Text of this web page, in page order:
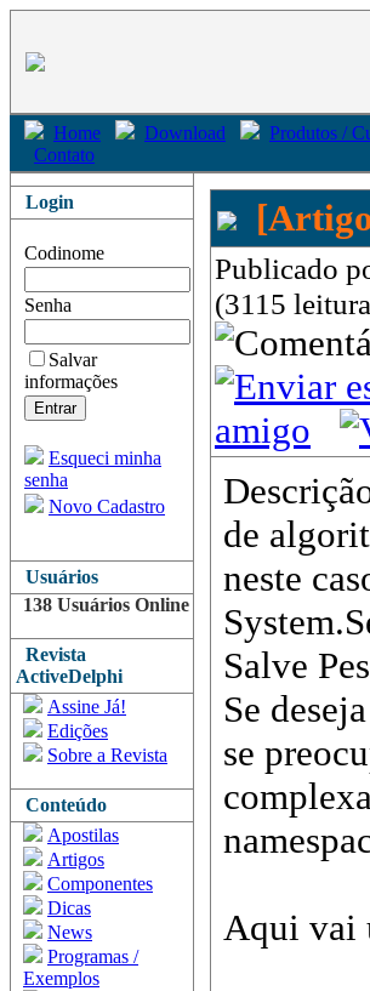
Home Download Produtos /
Contato
Login
Codinome
Senha
Salvar
informações
Esqueci minha
senha
Novo Cadastro
Usuários
138 Usuários Online
Revista
ActiveDelphi
Assine Já!
Edições
Sobre a Revista
Conteúdo
Apostilas
Artigos
Componentes
Dicas
News
Programas /
Exemplos
Publicado
(3115
amigo
de
neste
Salve
Se
se
Aqui vai